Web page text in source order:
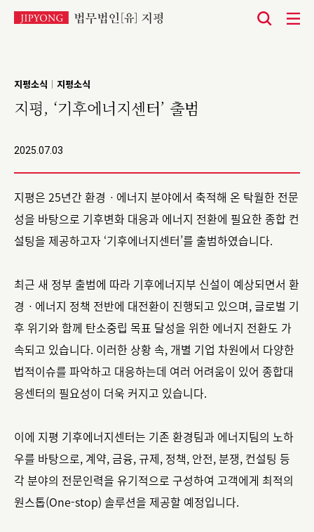
지평소식 | 지평소식
지평, ‘기후에너지센터’ 출범
2025.07.03
지평은 25년간 환경ㆍ에너지 분야에서 축적해 온 탁월한 전문
성을 바탕으로 기후변화 대응과 에너지 전환에 필요한 종합 컨
설팅을 제공하고자 ‘기후에너지센터’를 출범하였습니다.
최근 새 정부 출범에 따라 기후에너지부 신설이 예상되면서 환
경ㆍ에너지 정책 전반에 대전환이 진행되고 있으며, 글로벌 기
후 위기와 함께 탄소중립 목표 달성을 위한 에너지 전환도 가
속되고 있습니다. 이러한 상황 속, 개별 기업 차원에서 다양한
법적이슈를 파악하고 대응하는데 여러 어려움이 있어 종합대
응센터의 필요성이 더욱 커지고 있습니다.
이에 지평 기후에너지센터는 기존 환경팀과 에너지팀의 노하
우를 바탕으로, 계약, 금융, 규제, 정책, 안전, 분쟁, 컨설팅 등
각 분야의 전문인력을 유기적으로 구성하여 고객에게 최적의
원스톱(One-stop) 솔루션을 제공할 예정입니다.